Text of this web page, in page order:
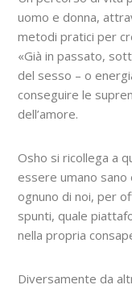
uomo e donna,
metodi pratici per
«Già in passato,
del sesso – o
conseguire le
dell’amore.
Osho si ricollega a
essere umano
ognuno di noi, per
spunti, quale
nella propria
Diversamente da